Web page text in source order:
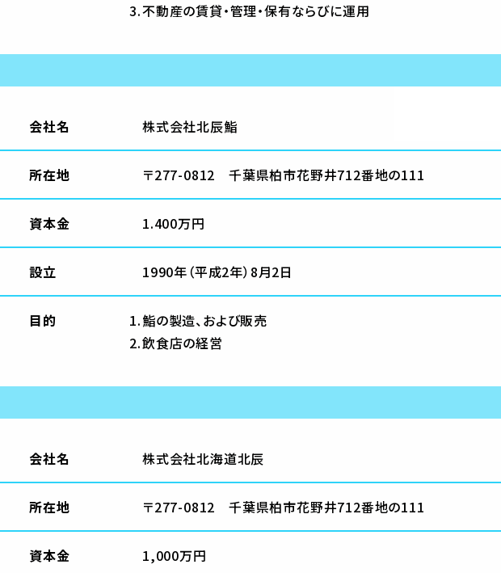
不動産の賃貸・管理・保有ならびに運用
会社名 株式会社北辰鮨
所在地 〒277-0812 千葉県柏市花野井712番地の111
資本金 1.400万円
設立 1990年（平成2年）8月2日
目的
鮨の製造、および販売
飲食店の経営
会社名 株式会社北海道北辰
所在地 〒277-0812 千葉県柏市花野井712番地の111
資本金 1,000万円